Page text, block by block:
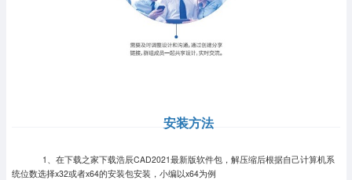
安装方法
1、在下载之家下载浩辰CAD2021最新版软件包，解压缩后根据自己计算机系
统位数选择x32或者x64的安装包安装，小编以x64为例